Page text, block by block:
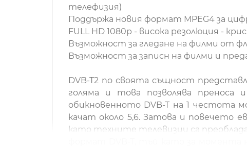
телефизия)
Поддържа новия формат MPEG4 за
FULL HD 1080р - висока резолюция -
Възможност за гледане на филми от
Възможност за записн на филми и
DVB-T2 по своята същност
голяма и това позволява преноса
обикновенното DVB-T на 1 честота
качат около 5,6. Затова и повечето
като техните телевизии са
формат DVB-T, тъй като за момента